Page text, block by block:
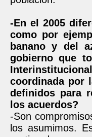
-En el 2005
como por
banano y del
gobierno que
coordinada por
definidos para
los acuerdos?
-Son
los asumimos.